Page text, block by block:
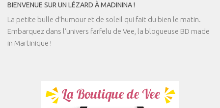
BIENVENUE SUR UN LÉZARD À MADININA !
La petite bulle d’humour et de soleil qui fait du bien le matin.
Embarquez dans l'univers farfelu de Vee, la blogueuse BD made
in Martinique !